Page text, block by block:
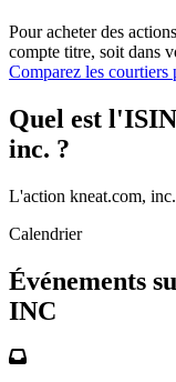
Pour acheter des
compte titre, soit dans
Comparez les
Quel est
inc. ?
L'action kneat.com,
Calendrier
Événements
INC